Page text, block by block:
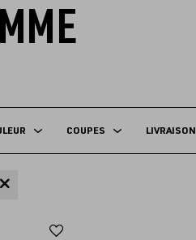
COUPES LIVRAISON